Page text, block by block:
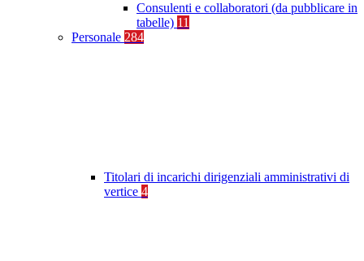
Consulenti e collaboratori (da pubblicare in
tabelle) 11
Personale 284
Titolari di incarichi dirigenziali amministrativi di
vertice 4